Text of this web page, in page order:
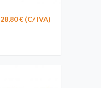
28,80 € (C/ IVA)